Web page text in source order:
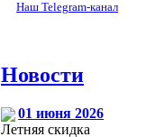
Наш Telegram-канал
Новости
01 июня 2026
Летняя скидка